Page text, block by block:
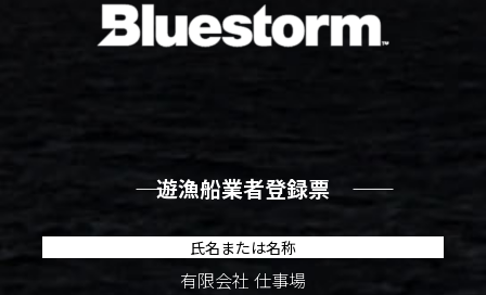
―― 遊漁船業者登録票 ――
氏名または名称
有限会社 仕事場